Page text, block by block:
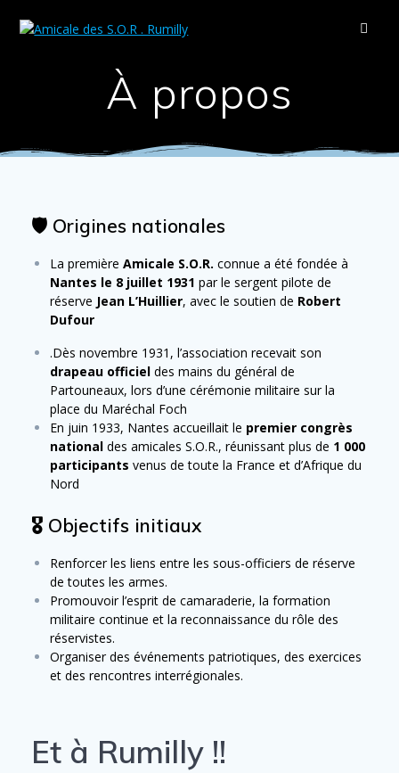
À propos
🛡️ Origines nationales
La première Amicale S.O.R. connue a été fondée à
Nantes le 8 juillet 1931 par le sergent pilote de
réserve Jean L’Huillier, avec le soutien de Robert
Dufour
.Dès novembre 1931, l’association recevait son
drapeau officiel des mains du général de
Partouneaux, lors d’une cérémonie militaire sur la
place du Maréchal Foch
En juin 1933, Nantes accueillait le premier congrès
national des amicales S.O.R., réunissant plus de 1 000
participants venus de toute la France et d’Afrique du
Nord
🎖️ Objectifs initiaux
Renforcer les liens entre les sous-officiers de réserve
de toutes les armes.
Promouvoir l’esprit de camaraderie, la formation
militaire continue et la reconnaissance du rôle des
réservistes.
Organiser des événements patriotiques, des exercices
et des rencontres interrégionales.
Et à Rumilly !!